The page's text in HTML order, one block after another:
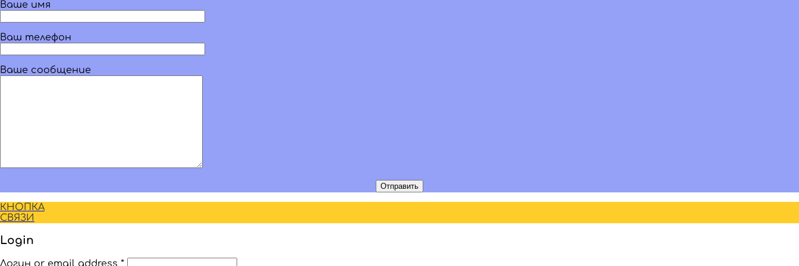
Ваше имя
Ваш телефон
Ваше сообщение
КНОПКА
СВЯЗИ
Login
Логин or email address *